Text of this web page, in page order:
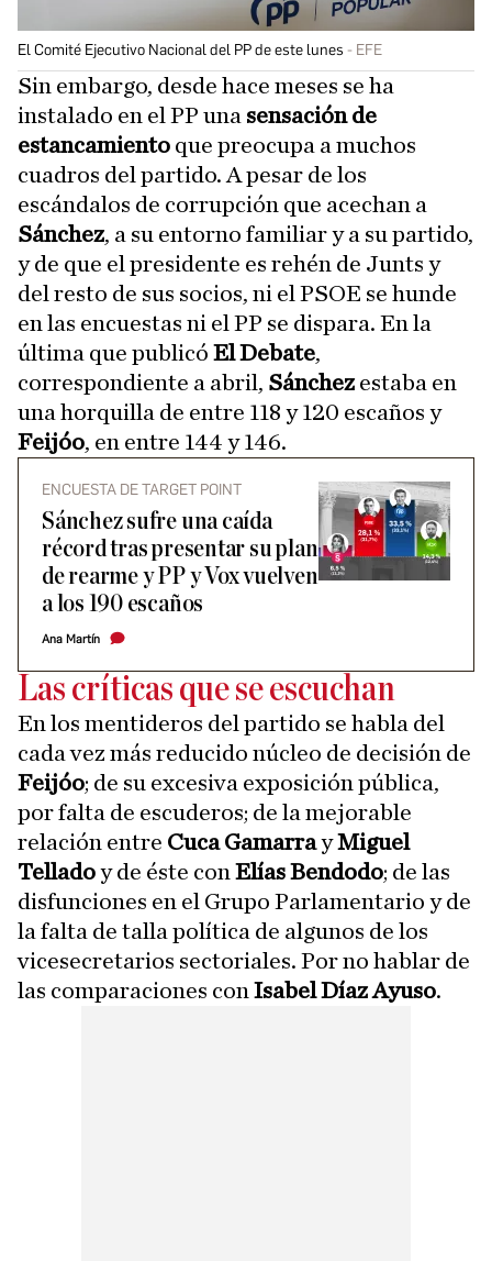
El Comité Ejecutivo Nacional del PP de este lunes EFE
Sin embargo, desde hace meses se ha
instalado en el PP una sensación de
estancamiento que preocupa a muchos
cuadros del partido. A pesar de los
escándalos de corrupción que acechan a
Sánchez, a su entorno familiar y a su partido,
y de que el presidente es rehén de Junts y
del resto de sus socios, ni el PSOE se hunde
en las encuestas ni el PP se dispara. En la
última que publicó El Debate,
correspondiente a abril, Sánchezestaba en
una horquilla de entre 118 y 120 escaños y
Feijóo, en entre 144 y 146.
ENCUESTA DE TARGET POINT
Sánchez sufre una caída
récord tras presentar su plan
de rearme y PP y Vox vuelven
a los 190 escaños
Ana Martín
Las críticas que se escuchan
En los mentideros del partido se habla del
cada vez más reducido núcleo de decisión de
Feijóo; de su excesiva exposición pública,
por falta de escuderos; de la mejorable
relación entre Cuca GamarrayMiguel
Telladoy de éste con Elías Bendodo; de las
disfunciones en el Grupo Parlamentario y de
la falta de talla política de algunos de los
vicesecretarios sectoriales. Por no hablar de
las comparaciones con Isabel Díaz Ayuso.